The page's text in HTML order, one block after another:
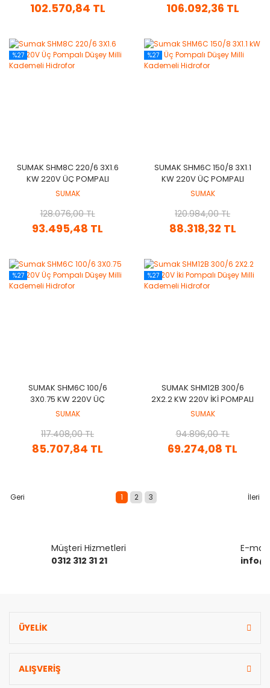
102.570,84 TL 106.092,36 TL
%27
SUMAK SHM8C 220/6 3X1.6
KW 220V ÜÇ POMPALI
DÜŞEY MILLI KADEMELI
SUMAK
93.495,48 TL
128.076,00 TL
%27
SUMAK SHM6C 150/8 3X1.1
KW 220V ÜÇ POMPALI
DÜŞEY MILLI KADEMELI
SUMAK
88.318,32 TL
120.984,00 TL
%27
SUMAK SHM6C 100/6
3X0.75 KW 220V ÜÇ
POMPALI DÜŞEY MILLI
SUMAK
85.707,84 TL
117.408,00 TL
%27
SUMAK SHM12B 300/6
2X2.2 KW 220V İKI POMPALI
DÜŞEY MILLI KADEMELI
SUMAK
69.274,08 TL
94.896,00 TL
1 2 3
Müşteri Hizmetleri
0312 312 31 21
E-mail
ÜYELİK
ALIŞVERİŞ